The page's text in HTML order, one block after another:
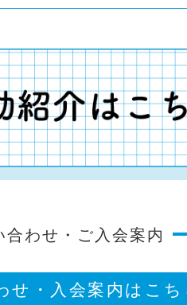
合わせ・ご入会案内
せ・入会案内はこち